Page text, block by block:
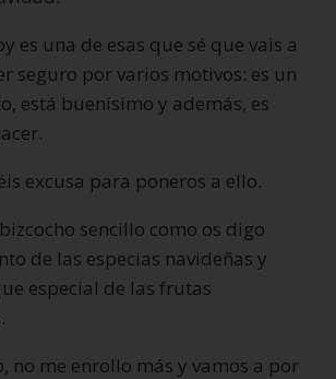
es una de esas que sé que vais a
seguro por varios motivos: es un
está buenísimo y además, es
excusa para poneros a ello.
sencillo como os digo
de las especias navideñas y
especial de las frutas
no me enrollo más y vamos a por